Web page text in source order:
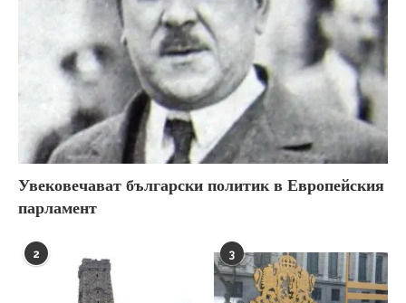
Увековечават български политик в Европейския
парламент
2 3